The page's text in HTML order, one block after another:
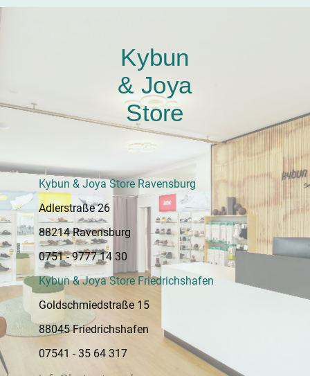
Kybun
& Joya
Store
Kybun & Joya Store Ravensburg
Adlerstraße 26
88214 Ravensburg
0751 - 9777 14 30
Kybun & Joya Store Friedrichshafen
Goldschmiedstraße 15
88045 Friedrichshafen
07541 - 35 64 317